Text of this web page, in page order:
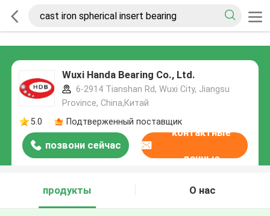
Wuxi Handa Bearing Co., Ltd.
6-2914 Tianshan Rd, Wuxi City, Jiangsu
Province, China,Китай
5.0
Подтверженный поставщик
позвони сейчас
контактные
данные
продукты О нас